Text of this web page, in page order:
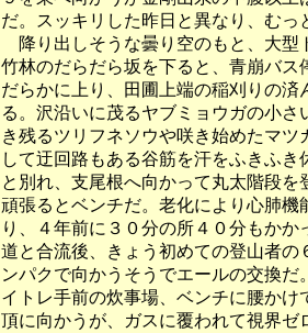
だ。スッキリした昨日と異なり、む
降り出しそうな曇り空のもと、大型
竹林のだらだら坂を下ると、青崩バ
だらかに上り、田圃上端の稲刈りの
る。沢沿いに茂るヤブミョウガの小
き残るツリフネソウや咲き始めたマ
して迂回路もある谷筋を汗をふきふ
と別れ、支尾根へ向かって丸太階段
頑張るとベンチだ。老化により心肺
り、４年前に３０分の所４０分もか
道と合流後、きょう初めての登山者
ンパクで向かうそうでエールの交換
イトレ手前の炊事場、ベンチに腰か
頂に向かうが、ガスに覆われて視界